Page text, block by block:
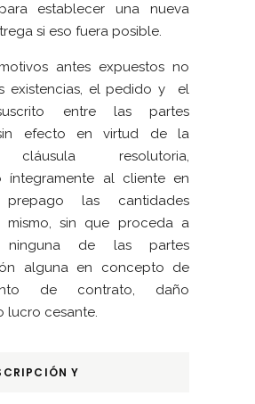
establecer una nueva
si eso fuera posible.
antes expuestos no
existencias, el pedido y el
entre las partes
efecto en virtud de la
cláusula resolutoria,
íntegramente al cliente en
las cantidades
mismo, sin que proceda a
de las partes
alguna en concepto de
de contrato, daño
lucro cesante.
Y